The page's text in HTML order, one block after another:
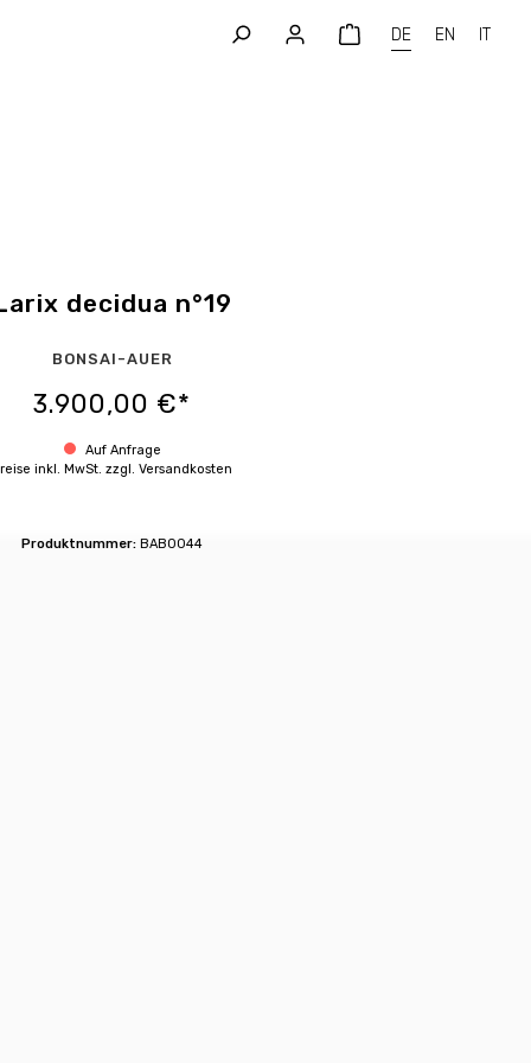
DE EN IT
Larix decidua n°19
BONSAI-AUER
3.900,00 €*
Auf Anfrage
inkl. MwSt. zzgl. Versandkosten
Produktnummer:BAB0044